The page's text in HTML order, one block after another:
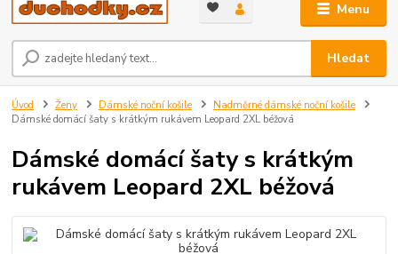
Menu
Hledat
Úvod Ženy Dámské noční košile
Nadměrné dámské noční košile
Dámské domácí šaty s krátkým rukávem Leopard 2XL béžová
Dámské domácí šaty s krátkým
rukávem Leopard 2XL béžová